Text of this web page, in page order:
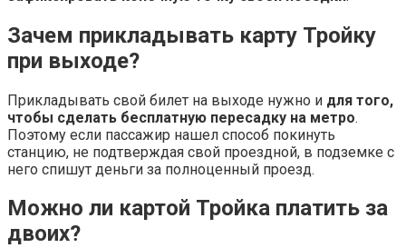
Зачем прикладывать карту Тройку
при выходе?
Прикладывать свой билет на выходе нужно и для того,
чтобы сделать бесплатную пересадку на метро.
Поэтому если пассажир нашел способ покинуть
станцию, не подтверждая свой проездной, в подземке с
него спишут деньги за полноценный проезд.
Можно ли картой Тройка платить за
двоих?